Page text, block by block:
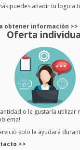
puedes añadir tu logo a
obtener información >>
Oferta
o le gustaría utilizar
solo le ayudará
>>